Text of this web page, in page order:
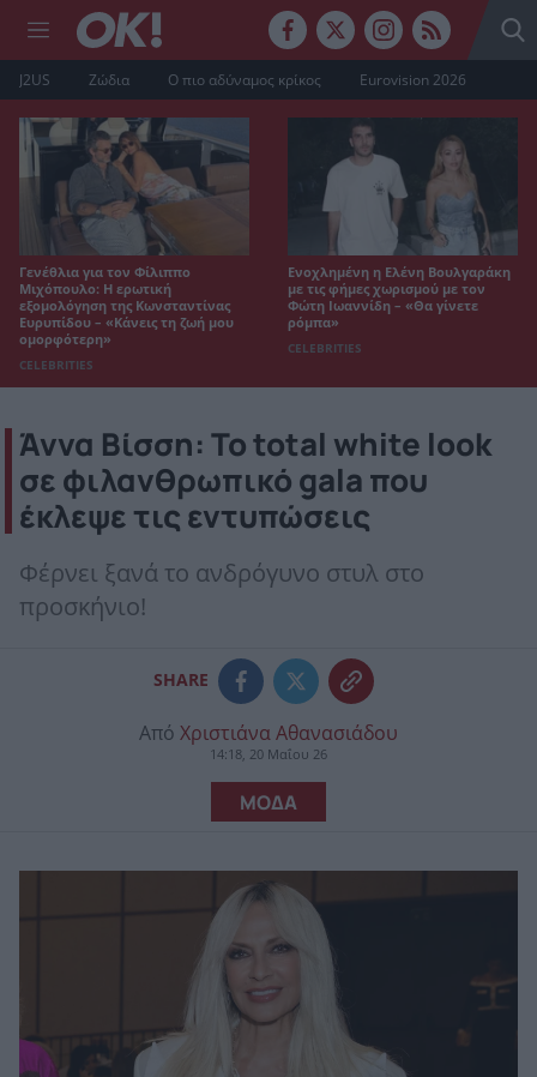
J2US Ζώδια Ο πιο αδύναμος κρίκος Eurovision 2026
Γενέθλια για τον Φίλιππο
Μιχόπουλο: Η ερωτική
εξομολόγηση της Κωνσταντίνας
Ευρυπίδου – «Κάνεις τη ζωή μου
ομορφότερη»
CELEBRITIES
Ενοχλημένη η Ελένη Βουλγαράκη
με τις φήμες χωρισμού με τον
Φώτη Ιωαννίδη – «Θα γίνετε
ρόμπα»
CELEBRITIES
Άννα Βίσση: Το total white look
σε φιλανθρωπικό gala που
έκλεψε τις εντυπώσεις
Φέρνει ξανά το ανδρόγυνο στυλ στο
προσκήνιο!
SHARE
Από Χριστιάνα Αθανασιάδου
14:18, 20 Μαΐου 26
ΜΟΔΑ